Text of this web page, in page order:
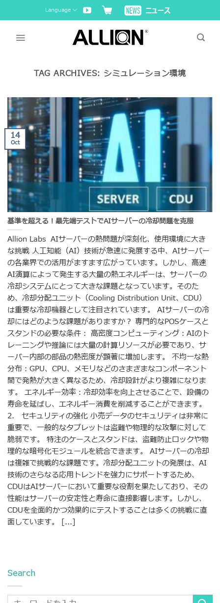
to
Language
TAG ARCHIVES: シミュレーション環境
基準を超える！最先端テストでAIサーバーの冷却問題を克服
Allion Labs AIサーバーの熱問題が深刻化、使用環境に大き
な挑戦 人工知能（AI）技術が急速に発展する中、AIサーバー
の各業界での活用がますます広がっています。しかし、高速
AI演算によって発生する大量の熱エネルギーは、サーバーの
冷却システムにとって大きな課題となっています。そのた
め、冷却分配ユニット（Cooling Distribution Unit、CDU）
は重要な冷却機器として注目されています。 AIサーバーの冷
却にはどのような課題がありますか？ 専門的なPOSケースと
スタンドの必要な条件： 高密度コンピューティング：AIのト
レーニングや推論には大量の計算リソースが必要であり、サ
ーバー内部の部品の熱密度が顕著に増加します。 不均一な熱
分布：GPU、CPU、メモリなどのさまざまなコンポーネント
間で発熱が大きく異なるため、冷却設計がより複雑になりま
す。 エネルギー効率：冷却効率を向上させることで、設備の
寿命を延ばし、エネルギー消費を削減することができます。
2. セキュリティの強化 小売データのセキュリティは非常に
重要で、一般的なタブレットは盗難や物理的な攻撃に対して
脆弱です。 特注のケースとスタンドは、盗難防止ロックや物
理的な暗号化モジュールを統合できます。 AIサーバーの冷却
は複雑で挑戦的な課題です。冷却分配ユニットの発展は、AI
技術のさらなる応用トレンドを強力にサポートするため、
CDUはAIサーバーにおいて重要な役割を果たしており、その
性能はサーバーの安定性と寿命に直接影響します。しかし、
CDUを全面的かつ効果的にテストすることは多くの挑戦に直
面しています。 [...]
14
Oct
Search